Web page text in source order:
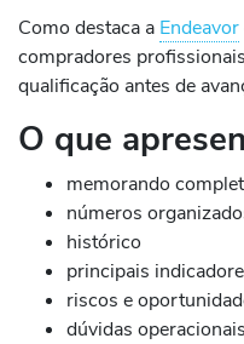
Como destaca a Endeavor
compradores
qualificação antes de
O que
memorando
números
histórico
principais
riscos e
dúvidas operacionais